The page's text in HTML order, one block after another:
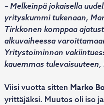
– Melkeinpä jokaisella
yrityskummi tukenaan,
Tirkkonen komppaa
alkuvaiheessa
Yritystoiminnan
kauemmas tulevaisuuteen,
Viisi vuotta sitten Marko
yrittäjäksi. Muutos oli iso